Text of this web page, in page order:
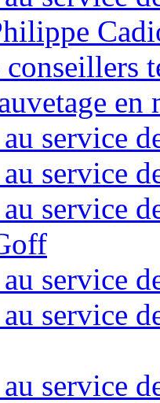
au service
au service
service
service
au service
au service